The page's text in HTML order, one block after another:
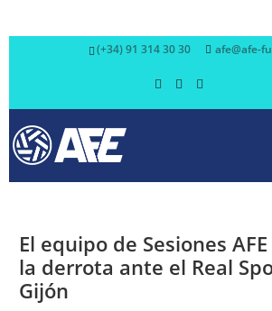
(+34) 91 314 30 30 afe@afe-
El equipo de Sesiones
la derrota ante el Real
Gijón